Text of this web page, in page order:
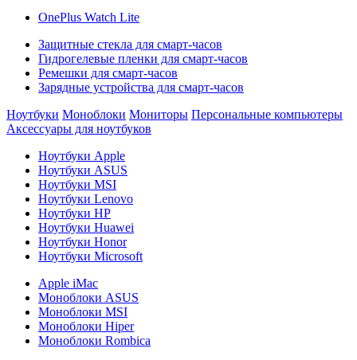
OnePlus Watch Lite
Защитные стекла для смарт-часов
Гидрогелевые пленки для смарт-часов
Ремешки для смарт-часов
Зарядные устройства для смарт-часов
Ноутбуки Моноблоки Мониторы Персональные компьютеры
Аксессуары для ноутбуков
Ноутбуки Apple
Ноутбуки ASUS
Ноутбуки MSI
Ноутбуки Lenovo
Ноутбуки HP
Ноутбуки Huawei
Ноутбуки Honor
Ноутбуки Microsoft
Apple iMac
Моноблоки ASUS
Моноблоки MSI
Моноблоки Hiper
Моноблоки Rombica